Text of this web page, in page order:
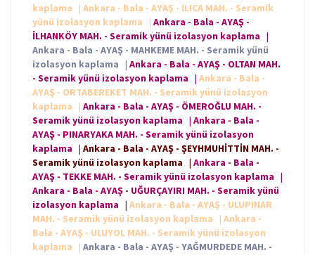
kaplama
| Ankara - Bala - AYAŞ - ILICA MAH. - Seramik
yünü izolasyon kaplama
| Ankara - Bala - AYAŞ -
İLHANKÖY MAH. - Seramik yünü izolasyon kaplama |
Ankara - Bala - AYAŞ - MAHKEME MAH. - Seramik yünü
izolasyon kaplama | Ankara - Bala - AYAŞ - OLTAN MAH.
- Seramik yünü izolasyon kaplama | Ankara - Bala -
AYAŞ - ORTABEREKET MAH. - Seramik yünü izolasyon
kaplama
| Ankara - Bala - AYAŞ - ÖMEROĞLU MAH. -
Seramik yünü izolasyon kaplama | Ankara - Bala -
AYAŞ - PINARYAKA MAH. - Seramik yünü izolasyon
kaplama | Ankara - Bala - AYAŞ - ŞEYHMUHİTTİN MAH. -
Seramik yünü izolasyon kaplama | Ankara - Bala -
AYAŞ - TEKKE MAH. - Seramik yünü izolasyon kaplama |
Ankara - Bala - AYAŞ - UĞURÇAYIRI MAH. - Seramik yünü
izolasyon kaplama | Ankara - Bala - AYAŞ - ULUPINAR
MAH. - Seramik yünü izolasyon kaplama
| Ankara -
Bala - AYAŞ - ULUYOL MAH. - Seramik yünü izolasyon
kaplama
| Ankara - Bala - AYAŞ - YAĞMURDEDE MAH. -